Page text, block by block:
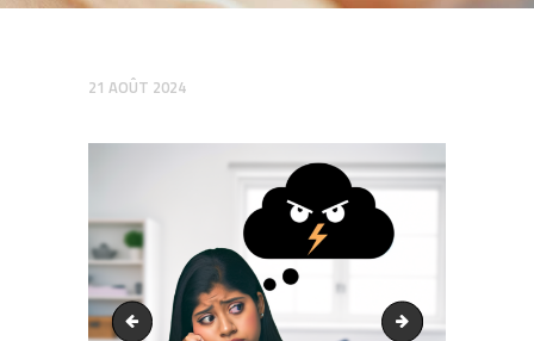
21 AOÛT 2024
output1.png output1.png